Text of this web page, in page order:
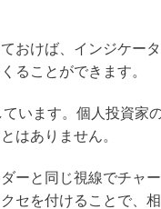
おけば、インジケー
ることができます。
います。個人投資家
はありません。
ーと同じ視線でチャ
セを付けることで、